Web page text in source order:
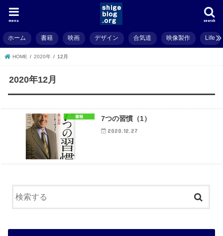
search
menu
ホーム 書籍 映画 デザイン 合気道 映像製作 Life
HOME 2020年 12月
2020年12月
書籍 7つの習慣（1）
2020.12.27